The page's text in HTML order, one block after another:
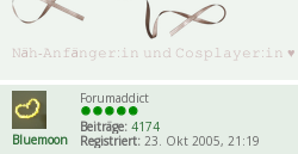
𝙽ä𝚑-𝙰𝚗𝚏ä𝚗𝚐𝚎𝚛:𝚒𝚗 𝚞𝚗𝚍 𝙲𝚘𝚜𝚙𝚕𝚊𝚢𝚎𝚛:𝚒𝚗 ♥
Bluemoon
Forumaddict
Beiträge: 4174
Registriert: 23. Okt 2005, 21:19